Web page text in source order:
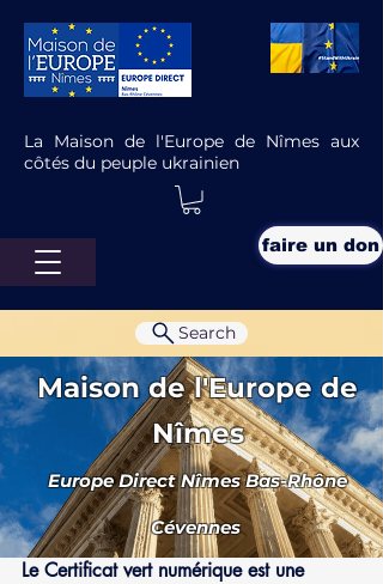
La Maison de l'Europe de Nîmes aux
côtés du peuple ukrainien
faire un don
Maison de l'Europe de
Nîmes
Europe Direct Nîmes Bas-Rhône
Cévennes
Search
Le projet de Certificat vert
numérique européen
Le Certificat vert numérique est une